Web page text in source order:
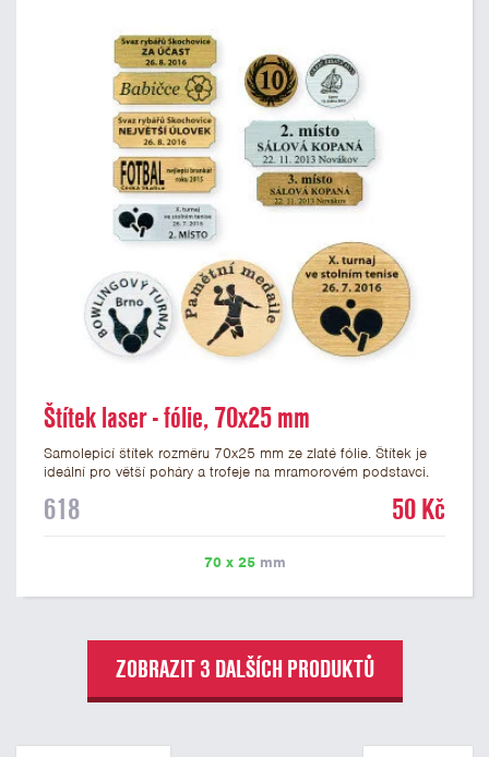
Štítek laser - fólie, 70x25 mm
Samolepicí štítek rozměru 70x25 mm ze zlaté fólie. Štítek je
ideální pro větší poháry a trofeje na mramorovém podstavci.
textu doporučujeme maximálně 3 řádky, aby byla zachována
prvním kroku objednávky.
618 50 Kč
70 x 25mm
ZOBRAZIT 3 DALŠÍCH PRODUKTŮ